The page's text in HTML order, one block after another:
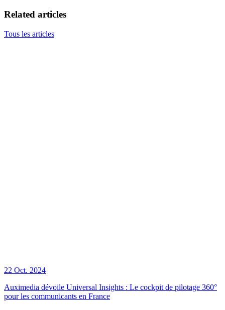
Related articles
Tous les articles
22 Oct. 2024
Auximedia dévoile Universal Insights : Le cockpit de pilotage 360°
pour les communicants en France